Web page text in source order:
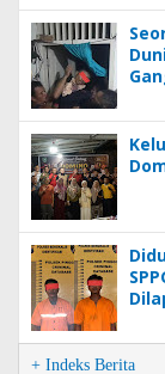
+ Indeks Berita